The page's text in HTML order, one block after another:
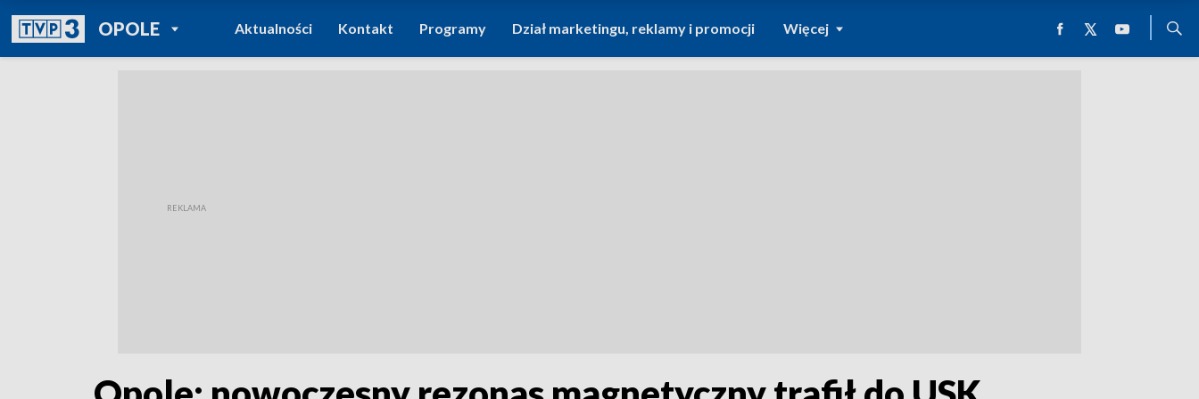
OPOLEPOWRÓT DO
TVP REGIONY
Aktualności Kontakt Programy Dział marketingu, reklamy i promocji Więcej